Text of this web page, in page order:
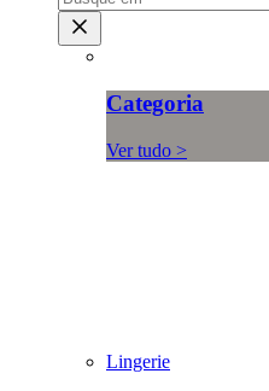
Categoria
Ver tudo >
Lingerie